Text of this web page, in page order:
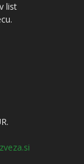
list